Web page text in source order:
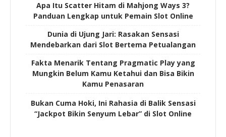
Apa Itu Scatter Hitam di Mahjong Ways 3?
Panduan Lengkap untuk Pemain Slot Online
Dunia di Ujung Jari: Rasakan Sensasi
Mendebarkan dari Slot Bertema Petualangan
Fakta Menarik Tentang Pragmatic Play yang
Mungkin Belum Kamu Ketahui dan Bisa Bikin
Kamu Penasaran
Bukan Cuma Hoki, Ini Rahasia di Balik Sensasi
“Jackpot Bikin Senyum Lebar” di Slot Online